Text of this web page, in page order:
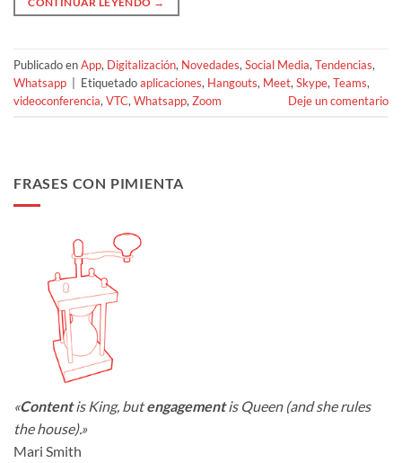
Publicado enApp, Digitalización, Novedades, Social Media, Tendencias,
Whatsapp
Etiquetadoaplicaciones, Hangouts, Meet, Skype, Teams,
videoconferencia, VTC, Whatsapp, Zoom Deje un comentario
FRASES CON PIMIENTA
«Contentis King, butengagementis Queen (and she rules
the house).»
Mari Smith